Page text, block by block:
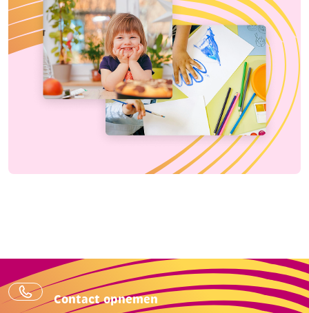
Contact opnemen